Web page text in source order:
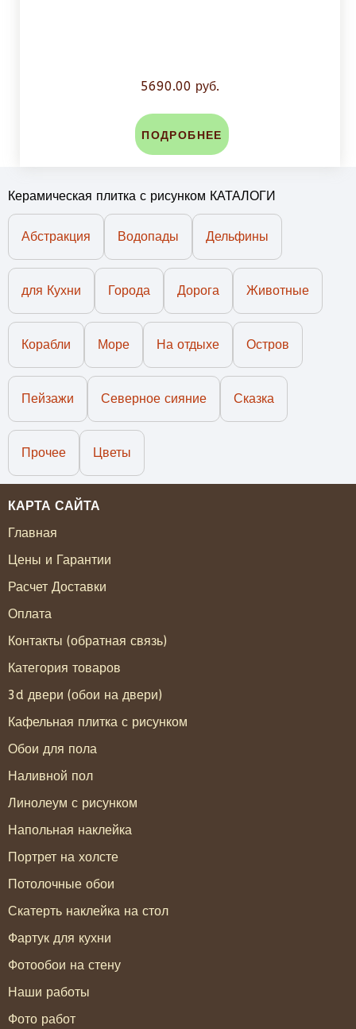
5690.00 руб.
ПОДРОБНЕЕ
Керамическая плитка с рисунком КАТАЛОГИ
Абстракция Водопады Дельфины
для Кухни Города Дорога Животные
Корабли Море На отдыхе Остров
Пейзажи Северное сияние Сказка
Прочее Цветы
КАРТА САЙТА
Главная
Цены и Гарантии
Расчет Доставки
Оплата
Контакты (обратная связь)
Категория товаров
3d двери (обои на двери)
Кафельная плитка с рисунком
Обои для пола
Наливной пол
Линолеум с рисунком
Напольная наклейка
Портрет на холсте
Потолочные обои
Скатерть наклейка на стол
Фартук для кухни
Фотообои на стену
Наши работы
Фото работ